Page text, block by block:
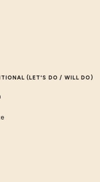
(LET'S DO / WILL DO)